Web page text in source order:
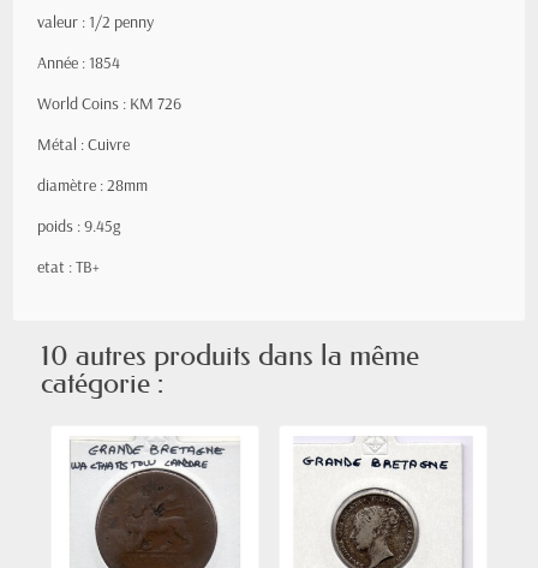
valeur : 1/2 penny
Année : 1854
World Coins : KM 726
Métal : Cuivre
diamètre : 28mm
poids : 9.45g
etat : TB+
10 autres produits dans la même
catégorie :